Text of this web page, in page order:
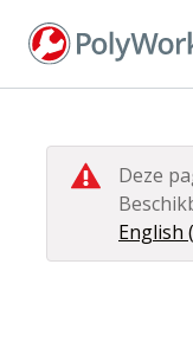
naar
Deze
English